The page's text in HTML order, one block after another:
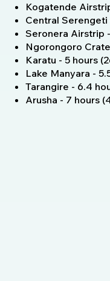
Kogatende
Central Serengeti
Seronera Airstrip
Ngorongoro
Karatu - 5 hours
Lake Manyara -
Tarangire - 6.4
Arusha - 7 hours